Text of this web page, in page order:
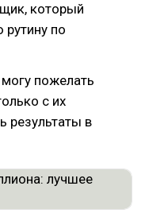
который
рутину по
могу пожелать
с их
в